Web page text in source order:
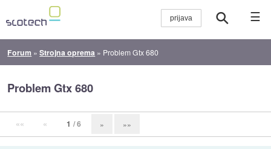
☰
Forum »Strojna oprema » Problem Gtx 680
Problem Gtx 680
«« « 1 / 6 » »»